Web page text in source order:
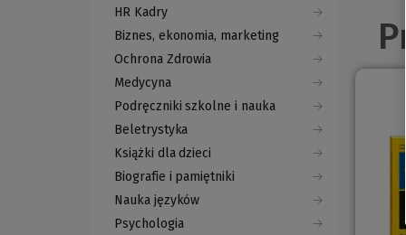
HR Kadry
Biznes, ekonomia, marketing
Ochrona Zdrowia
Medycyna
Podręczniki szkolne i nauka
Beletrystyka
Książki dla dzieci
Biografie i pamiętniki
Nauka języków
Psychologia